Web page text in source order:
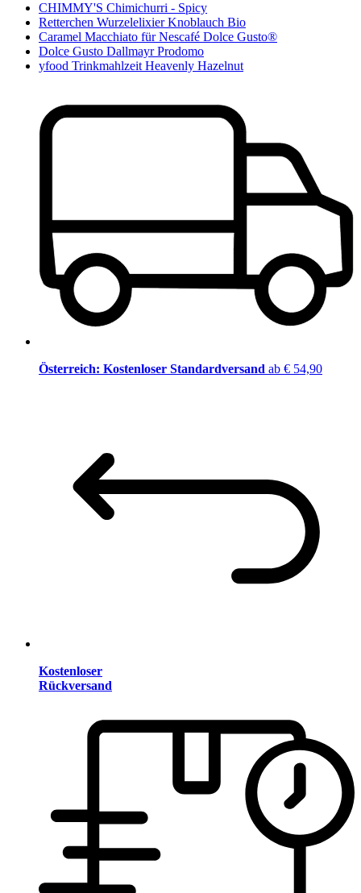
CHIMMY'S Chimichurri - Spicy
Retterchen Wurzelelixier Knoblauch Bio
Caramel Macchiato für Nescafé Dolce Gusto®
Dolce Gusto Dallmayr Prodomo
yfood Trinkmahlzeit Heavenly Hazelnut
Österreich: Kostenloser Standardversand ab € 54,90
Kostenloser
Rückversand